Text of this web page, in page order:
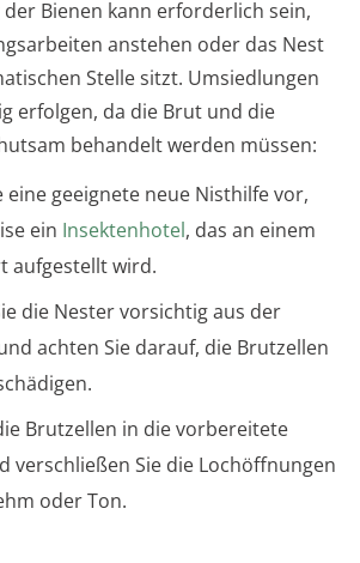
Bienen kann erforderlich sein,
anstehen oder das Nest
Stelle sitzt. Umsiedlungen
erfolgen, da die Brut und die
behandelt werden müssen:
eine geeignete neue Nisthilfe vor,
ein Insektenhotel, das an einem
aufgestellt wird.
die Nester vorsichtig aus der
achten Sie darauf, die Brutzellen
Brutzellen in die vorbereitete
verschließen Sie die Lochöffnungen
oder Ton.